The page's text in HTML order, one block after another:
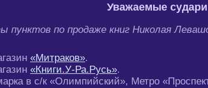
Уважаемые
пунктов по продаже книг Николая
«Митраков».
«Книги.У-Ра.Русь».
в с/к «Олимпийский», Метро